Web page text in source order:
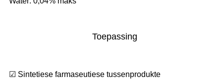
Toepassing
☑ Sintetiese farmaseutiese tussenprodukte